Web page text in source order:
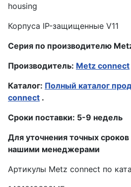
housing
Корпуса IP-защищенные V11
Серия по производителю
Производитель: Metz connect
Каталог: Полный каталог
connect .
Сроки поставки: 5-9 недель
Для уточнения точных
нашими менеджерами
Артикулы Metz connect по